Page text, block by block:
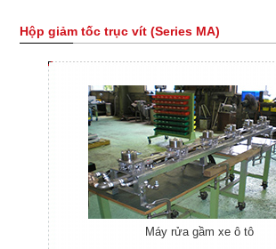
Hộp giảm tốc trục vít (Series MA)
Máy rửa gầm xe ô tô